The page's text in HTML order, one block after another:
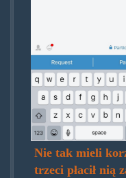
Nie tak mieli
trzeci płacił nią